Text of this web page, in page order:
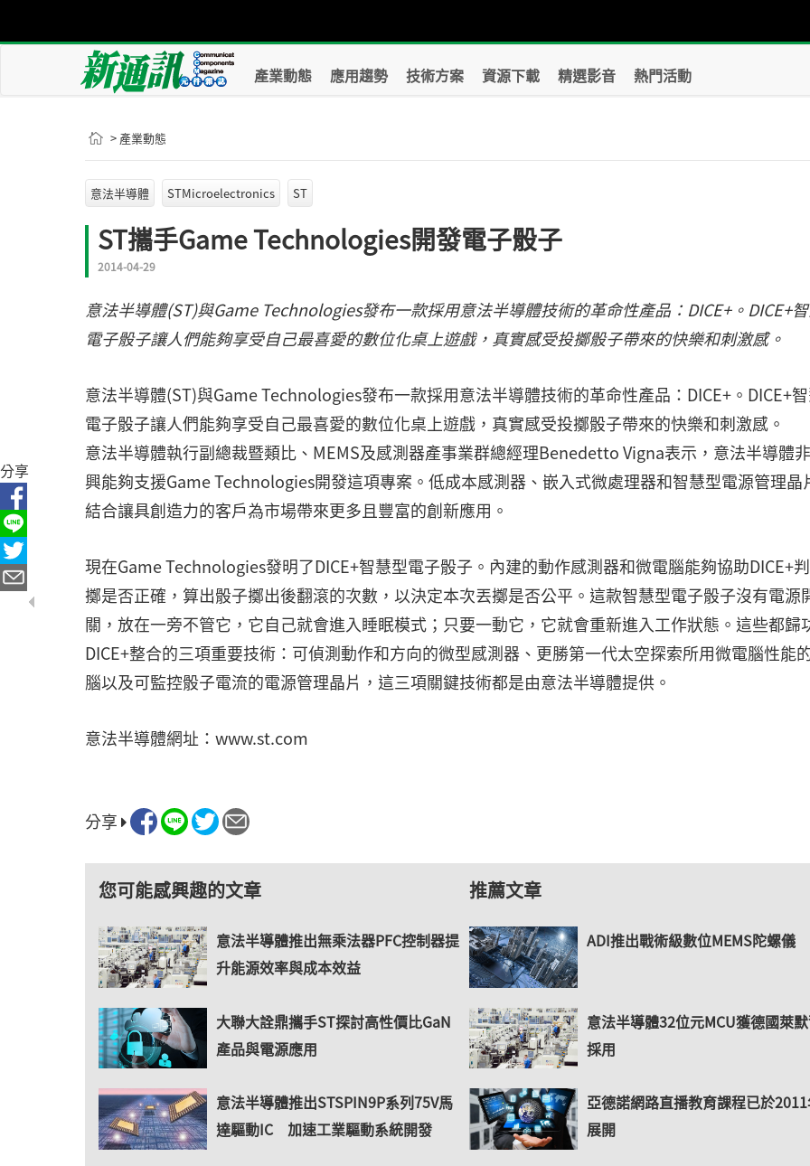
產業動態 應用趨勢 技術方案 資源下載 精選影音 熱門活動
> 產業動態
意法半導體 STMicroelectronics ST
ST攜手Game Technologies開發電子骰子
2014-04-29
意法半導體(ST)與Game Technologies發布一款採用意法半導體技術的革命性產品：DICE+。DICE+
電子骰子讓人們能夠享受自己最喜愛的數位化桌上遊戲，真實感受投擲骰子帶來的快樂和刺激感。
意法半導體(ST)與Game Technologies發布一款採用意法半導體技術的革命性產品：DICE+。DICE+
電子骰子讓人們能夠享受自己最喜愛的數位化桌上遊戲，真實感受投擲骰子帶來的快樂和刺激感。
意法半導體執行副總裁暨類比、MEMS及感測器產事業群總經理Benedetto Vigna表示，意法半導體
興能夠支援Game Technologies開發這項專案。低成本感測器、嵌入式微處理器和智慧型電源管理晶
結合讓具創造力的客戶為市場帶來更多且豐富的創新應用。
現在Game Technologies發明了DICE+智慧型電子骰子。內建的動作感測器和微電腦能夠協助DICE+
擲是否正確，算出骰子擲出後翻滾的次數，以決定本次丟擲是否公平。這款智慧型電子骰子沒有電源
關，放在一旁不管它，它自己就會進入睡眠模式；只要一動它，它就會重新進入工作狀態。這些都歸
DICE+整合的三項重要技術：可偵測動作和方向的微型感測器、更勝第一代太空探索所用微電腦性能
腦以及可監控骰子電流的電源管理晶片，這三項關鍵技術都是由意法半導體提供。
意法半導體網址：www.st.com
分享
您可能感興趣的文章
意法半導體推出無乘法器PFC控制器提
升能源效率與成本效益
大聯大詮鼎攜手ST探討高性價比GaN
產品與電源應用
意法半導體推出STSPIN9P系列75V馬
達驅動IC 加速工業驅動系統開發
推薦文章
ADI推出戰術級數位MEMS陀螺儀
意法半導體32位元MCU獲德國萊
採用
亞德諾網路直播教育課程已於
展開
分享